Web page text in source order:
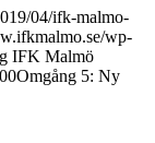
04/ifk-malmo-
wp-
IFK Malmö
Omgång 5: Ny